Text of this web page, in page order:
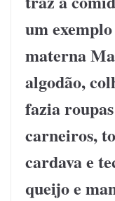
um
materna
algodão,
fazia
carneiros,
cardava e
queijo e